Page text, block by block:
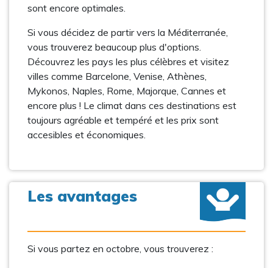
sont encore optimales.
Si vous décidez de partir vers la Méditerranée,
vous trouverez beaucoup plus d'options.
Découvrez les pays les plus célèbres et visitez
villes comme Barcelone, Venise, Athènes,
Mykonos, Naples, Rome, Majorque, Cannes et
encore plus ! Le climat dans ces destinations est
toujours agréable et tempéré et les prix sont
accesibles et économiques.
Les avantages
Si vous partez en octobre, vous trouverez :